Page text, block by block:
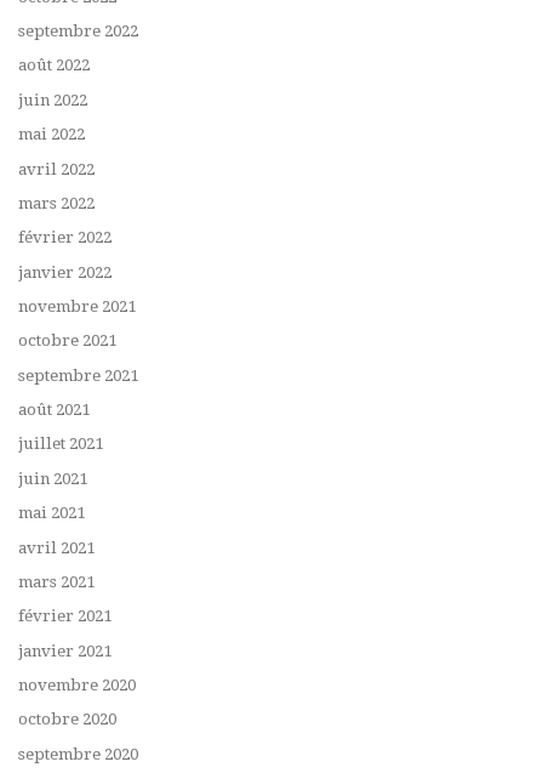
septembre 2022
août 2022
juin 2022
mai 2022
avril 2022
mars 2022
février 2022
janvier 2022
novembre 2021
octobre 2021
septembre 2021
août 2021
juillet 2021
juin 2021
mai 2021
avril 2021
mars 2021
février 2021
janvier 2021
novembre 2020
octobre 2020
septembre 2020